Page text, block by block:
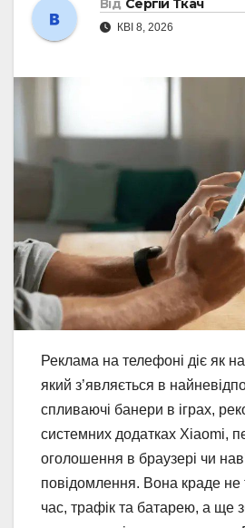
Від Сергій Ткач
КВІ 8, 2026
Реклама на телефоні діє як
який з’являється в
спливаючі банери в іграх,
системних додатках Xiaomi,
оголошення в браузері чи
повідомлення. Вона краде не
час, трафік та батарею, а ще